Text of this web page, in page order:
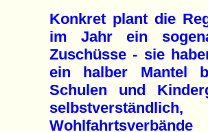
Konkret plant die
im Jahr ein
Zuschüsse - sie
ein halber Mantel
Schulen und